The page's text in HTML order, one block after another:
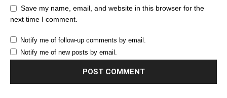
Save my name, email, and website in this browser for the
next time I comment.
Notify me of follow-up comments by email.
Notify me of new posts by email.